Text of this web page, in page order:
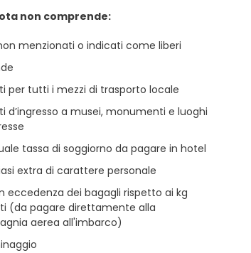
non comprende:
menzionati o indicati come liberi
per tutti i mezzi di trasporto locale
d’ingresso a musei, monumenti e luoghi
tassa di soggiorno da pagare in hotel
extra di carattere personale
eccedenza dei bagagli rispetto ai kg
(da pagare direttamente alla
aerea all'imbarco)